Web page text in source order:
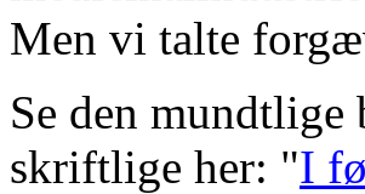
Men vi talte
Se den
skriftlige her: "I